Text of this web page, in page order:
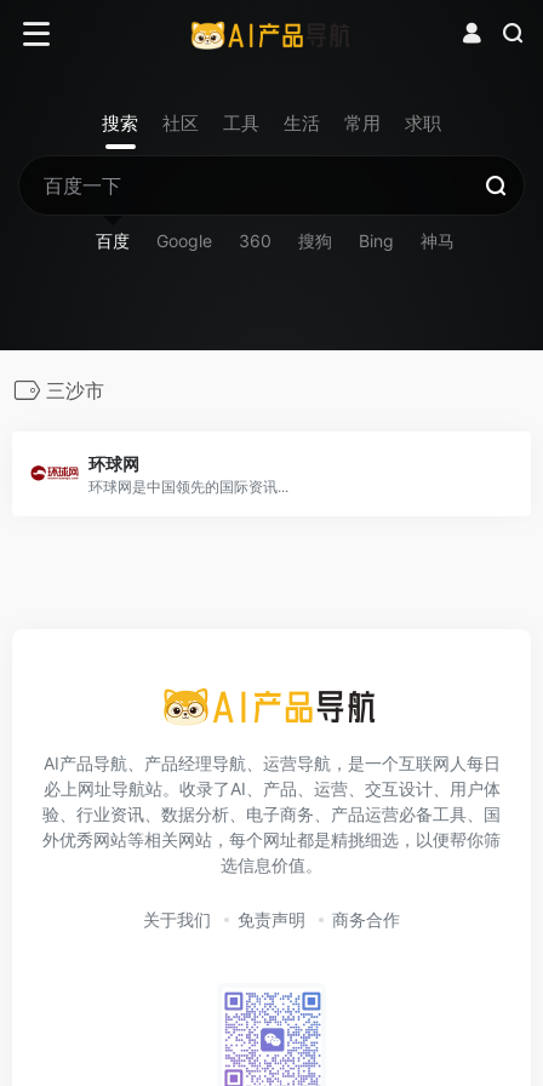
搜索 社区 工具 生活 常用 求职
百度 Google 360 搜狗 Bing 神马
三沙市
环球网
环球网是中国领先的国际资讯...
AI产品导航、产品经理导航、运营导航，是一个互联网人每日
必上网址导航站。收录了AI、产品、运营、交互设计、用户体
验、行业资讯、数据分析、电子商务、产品运营必备工具、国
外优秀网站等相关网站，每个网址都是精挑细选，以便帮你筛
选信息价值。
关于我们 免责声明 商务合作